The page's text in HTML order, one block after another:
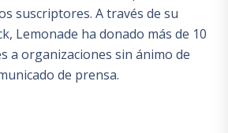
suscriptores. A través de su
Lemonade ha donado más de 10
a organizaciones sin ánimo de
de prensa.